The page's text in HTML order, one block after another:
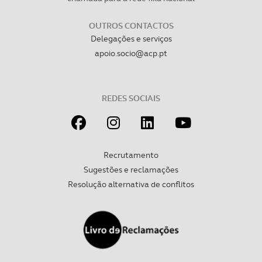
necessário no contexto dos serviços a prestar.
experiência de navegação no Website e nos serviços
Consulte a política de cookies do site.
OUTROS CONTACTOS
Delegações e serviços
apoio.socio@acp.pt
REDES SOCIAIS
Recrutamento
Sugestões e reclamações
Resolução alternativa de conflitos